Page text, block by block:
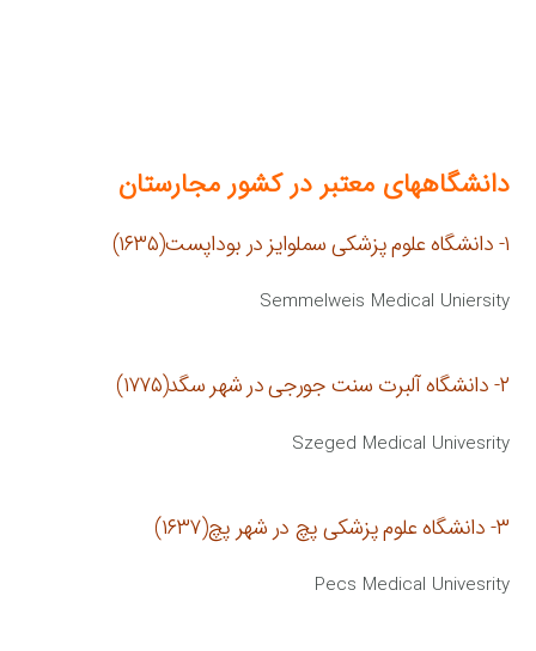
دانشگاههای معتبر در کشور مجارستان
۱- دانشگاه علوم پزشكی سملوایز در بوداپست(۱۶۳۵)
Semmelweis Medical Uniersity
۲- دانشگاه آلبرت سنت جورجی در شهر سگد(۱۷۷۵)
Szeged Medical Univesrity
۳- دانشگاه علوم پزشکی پچ در شهر پچ(۱۶۳۷)
Pecs Medical Univesrity